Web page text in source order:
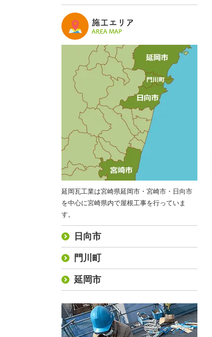
施工エリア
AREA MAP
延岡瓦工業は宮崎県延岡市・宮崎市・日向市
を中心に宮崎県内で屋根工事を行っていま
す。
日向市
門川町
延岡市